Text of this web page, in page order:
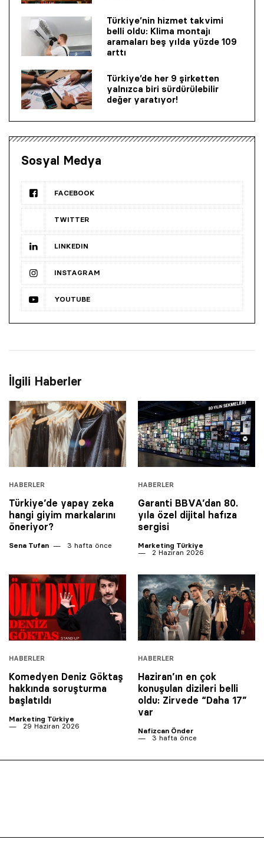
Türkiye’nin hizmet takvimi
belli oldu: Klima montajı
aramaları beş yılda yüzde 109
arttı
Türkiye’de her 9 şirketten
yalnızca biri sürdürülebilir
değer yaratıyor!
Sosyal Medya
FACEBOOK
TWITTER
LINKEDIN
INSTAGRAM
YOUTUBE
İlgili Haberler
HABERLER
Türkiye’de yapay zeka
hangi giyim markalarını
öneriyor?
Sena Tufan 3 hafta önce
HABERLER
Garanti BBVA’dan 80.
yıla özel dijital hafıza
sergisi
Marketing Türkiye
2 Haziran 2026
HABERLER
Komedyen Deniz Göktaş
hakkında soruşturma
başlatıldı
Marketing Türkiye
29 Haziran 2026
HABERLER
Haziran’ın en çok
konuşulan dizileri belli
oldu: Zirvede “Daha 17”
var
Nafizcan Önder
3 hafta önce